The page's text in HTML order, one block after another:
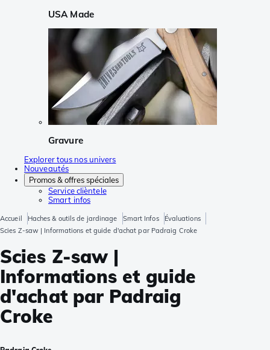
USA Made
Gravure
Explorer tous nos univers
Nouveautés
Promos & offres spéciales
Service clièntele
Smart infos
Accueil Haches & outils de jardinage Smart Infos
Évaluations
Scies Z-saw | Informations et guide d'achat par Padraig Croke
Scies Z-saw |
Informations et guide
d'achat par Padraig
Croke